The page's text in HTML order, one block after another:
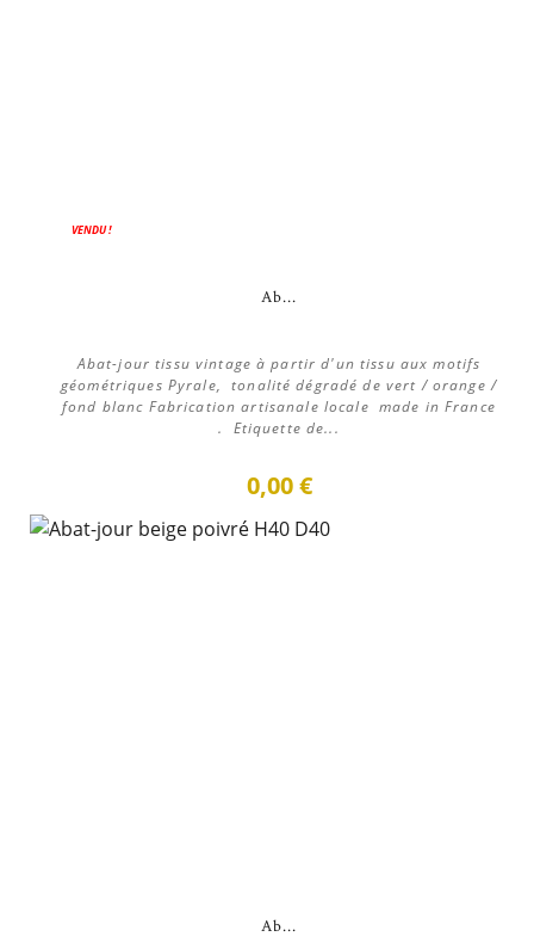
VENDU !
Ab...
Abat-jour tissu vintage à partir d'un tissu aux motifs
géométriques Pyrale, tonalité dégradé de vert / orange /
fond blanc Fabrication artisanale locale made in France
. Etiquette de...
0,00 €
Ab...